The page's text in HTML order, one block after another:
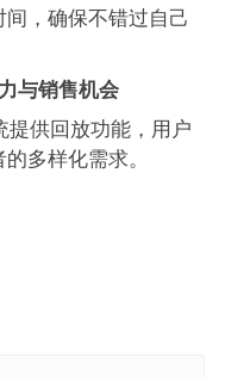
，确保不错过自己
与销售机会
提供回放功能，用户
多样化需求。